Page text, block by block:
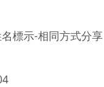
名標示-相同方式分